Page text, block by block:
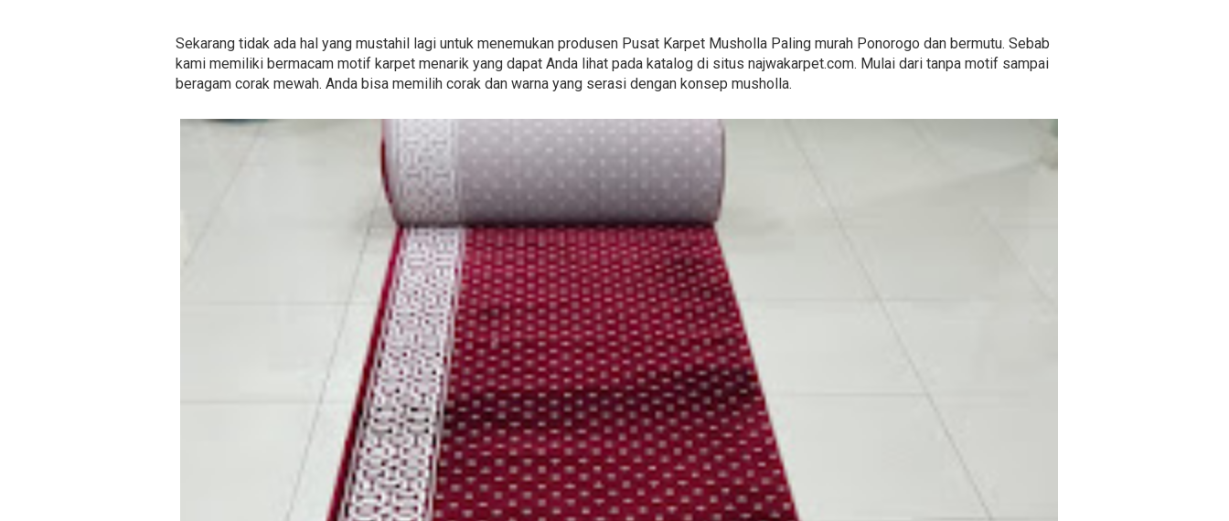
Sekarang tidak ada hal yang mustahil lagi untuk menemukan produsen Pusat Karpet Musholla Paling murah Ponorogo dan bermutu. Sebab
kami memiliki bermacam motif karpet menarik yang dapat Anda lihat pada katalog di situs najwakarpet.com. Mulai dari tanpa motif sampai
beragam corak mewah. Anda bisa memilih corak dan warna yang serasi dengan konsep musholla.